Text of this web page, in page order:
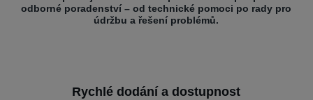
odborné poradenství – od technické pomoci po rady pro
údržbu a řešení problémů.
Rychlé dodání a dostupnost